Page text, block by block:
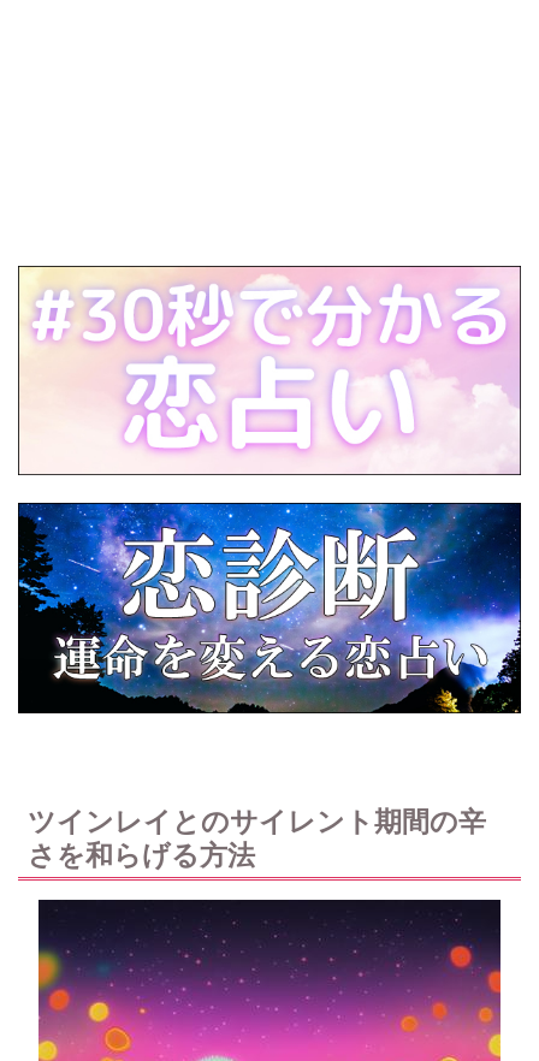
ツインレイとのサイレント期間の辛
さを和らげる方法